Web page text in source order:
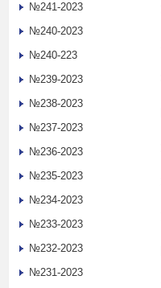
№241-2023
№240-2023
№240-223
№239-2023
№238-2023
№237-2023
№236-2023
№235-2023
№234-2023
№233-2023
№232-2023
№231-2023